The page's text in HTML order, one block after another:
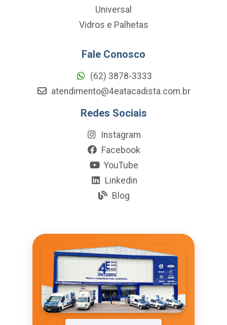
Universal
Vidros e Palhetas
Fale Conosco
(62) 3878-3333
atendimento@4eatacadista.com.br
Redes Sociais
Instagram
Facebook
YouTube
Linkedin
Blog